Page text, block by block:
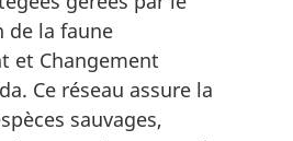
de la faune
et Changement
Ce réseau assure la
sauvages,